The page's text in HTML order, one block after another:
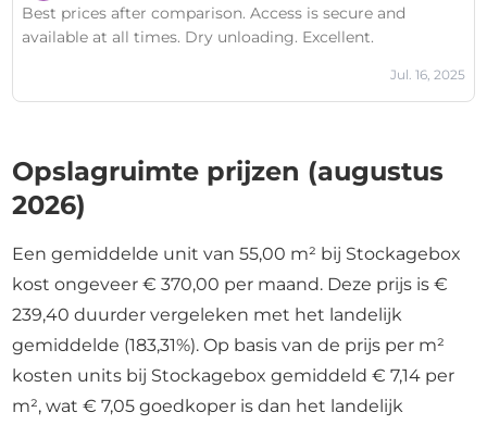
Best prices after comparison. Access is secure and
available at all times. Dry unloading. Excellent.
Jul. 16, 2025
Opslagruimte prijzen (augustus
2026)
Een gemiddelde unit van 55,00 m² bij Stockagebox
kost ongeveer € 370,00 per maand. Deze prijs is €
239,40 duurder vergeleken met het landelijk
gemiddelde (183,31%). Op basis van de prijs per m²
kosten units bij Stockagebox gemiddeld € 7,14 per
m², wat € 7,05 goedkoper is dan het landelijk